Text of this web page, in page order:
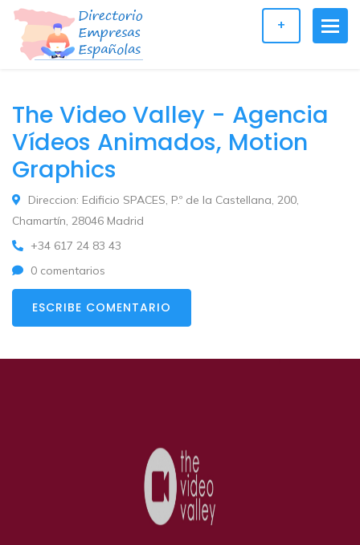
+
The Video Valley - Agencia
Vídeos Animados, Motion
Graphics
Direccion: Edificio SPACES, P.º de la Castellana, 200,
Chamartín, 28046 Madrid
+34 617 24 83 43
0 comentarios
ESCRIBE COMENTARIO